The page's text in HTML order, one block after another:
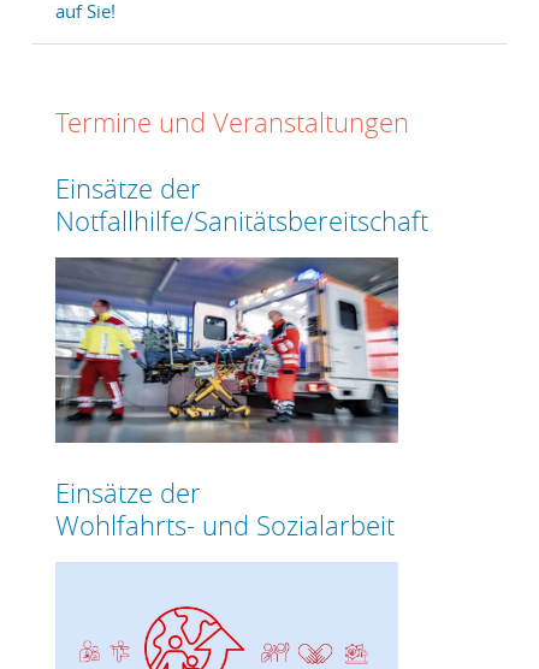
auf Sie!
Termine und Veranstaltungen
Einsätze der
Notfallhilfe/Sanitätsbereitschaft
Einsätze der
Wohlfahrts- und Sozialarbeit